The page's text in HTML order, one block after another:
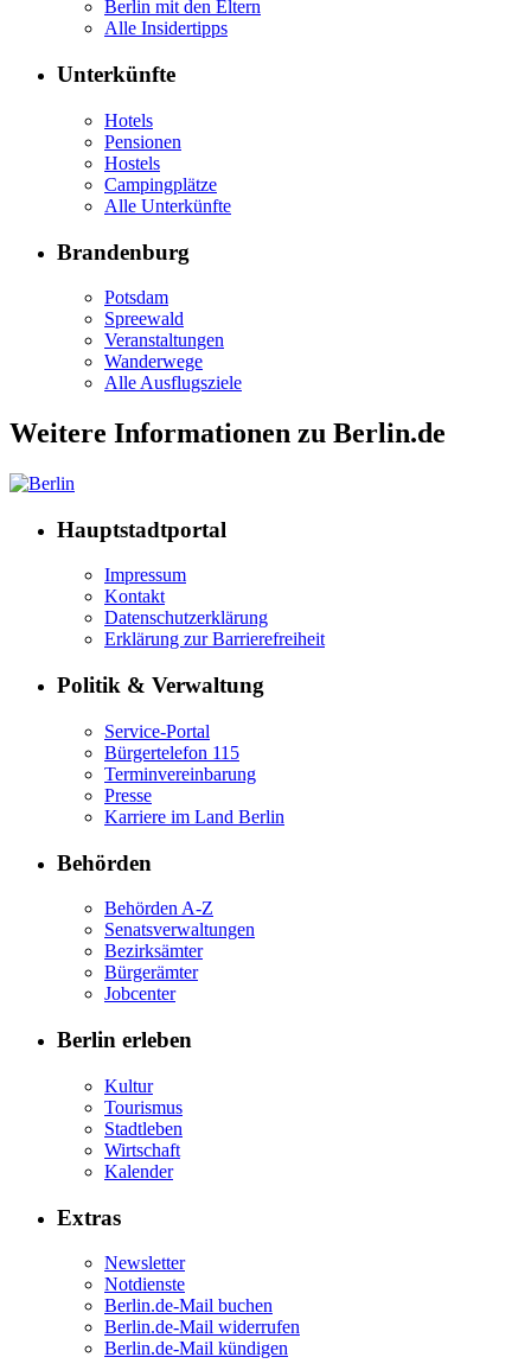
Berlin mit den Eltern
Alle Insidertipps
Unterkünfte
Hotels
Pensionen
Hostels
Campingplätze
Alle Unterkünfte
Brandenburg
Potsdam
Spreewald
Veranstaltungen
Wanderwege
Alle Ausflugsziele
Weitere Informationen zu Berlin.de
Hauptstadtportal
Impressum
Kontakt
Datenschutzerklärung
Erklärung zur Barrierefreiheit
Politik & Verwaltung
Service-Portal
Bürgertelefon 115
Terminvereinbarung
Presse
Karriere im Land Berlin
Behörden
Behörden A-Z
Senatsverwaltungen
Bezirksämter
Bürgerämter
Jobcenter
Berlin erleben
Kultur
Tourismus
Stadtleben
Wirtschaft
Kalender
Extras
Newsletter
Notdienste
Berlin.de-Mail buchen
Berlin.de-Mail widerrufen
Berlin.de-Mail kündigen